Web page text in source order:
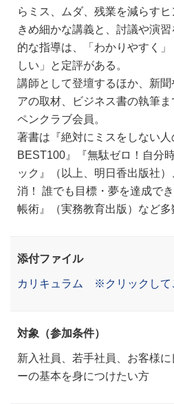
らミス、ムダ、残業を減らすヒ
きめ細かな講義と、討議や演
的な指導は、「わかりやすく
しい」と定評がある。
講師として登壇するほか、新
アの取材、ビジネス書の執筆
ペンクラブ会員。
著書は『絶対にミスをしない
BEST100』『無駄ゼロ！自分
ック』（以上、明日香出版社
消！ 誰でも目標・夢を達成で
帳術』（実務教育出版）など多
添付ファイル
カリキュラム ※クリックして
対象（参加条件）
新入社員、若手社員、お客様
ーの基本を身につけたい方